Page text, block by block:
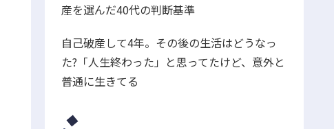
産を選んだ40代の判断基準
自己破産して4年。その後の生活はどうなっ
た?「人生終わった」と思ってたけど、意外と
普通に生きてる